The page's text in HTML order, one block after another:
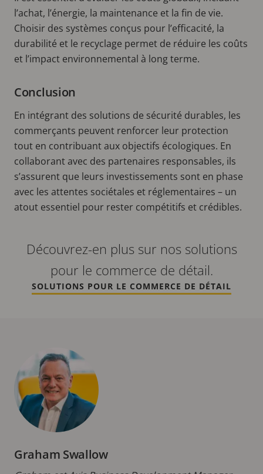
l’achat, l’énergie, la maintenance et la fin de vie.
Choisir des systèmes conçus pour l’efficacité, la
durabilité et le recyclage permet de réduire les coûts
et l’impact environnemental à long terme.
Conclusion
En intégrant des solutions de sécurité durables, les
commerçants peuvent renforcer leur protection
tout en contribuant aux objectifs écologiques. En
collaborant avec des partenaires responsables, ils
s’assurent que leurs investissements sont en phase
avec les attentes sociétales et réglementaires – un
atout essentiel pour rester compétitifs et crédibles.
Découvrez-en plus sur nos solutions
pour le commerce de détail.
SOLUTIONS POUR LE COMMERCE DE DÉTAIL
Graham Swallow